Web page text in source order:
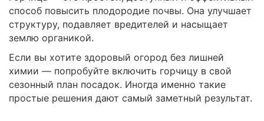
способ повысить плодородие почвы. Она улучшает
структуру, подавляет вредителей и насыщает
землю органикой.
Если вы хотите здоровый огород без лишней
химии — попробуйте включить горчицу в свой
сезонный план посадок. Иногда именно такие
простые решения дают самый заметный результат.